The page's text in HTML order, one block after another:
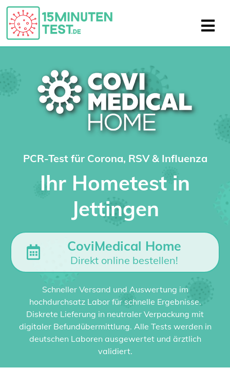
PCR-Test für Corona, RSV & Influenza
Ihr Hometest in
Jettingen
CoviMedical Home
Direkt online bestellen!
Schneller Versand und Auswertung im
hochdurchsatz Labor für schnelle Ergebnisse.
Diskrete Lieferung in neutraler Verpackung mit
digitaler Befundübermittlung. Alle Tests werden in
deutschen Laboren ausgewertet und ärztlich
validiert.